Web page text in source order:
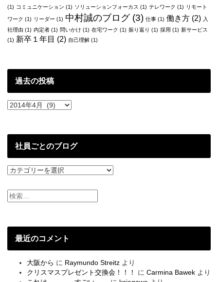
意
識
て
(1) コミュニケーション (1) ソリューションフォーカス (1) テレワーク (1) リモート
ワーク (1) リーダー (1) 中村誠のブログ(3) 仕事 (1) 働き方 (2) 入
社理由 (1) 内定者 (1) 問いかけ (1) 在宅ワーク (1) 振り返り (1) 採用 (1) 新サービス
(1) 新卒１年目 (2) 自己理解 (1)
過去の投稿
過
投
社員ごとのブログ
社
ご
と
ロ
最近のコメント
大阪から に Raymundo Streitz より
クリスマスプレゼント交換会！！！
に Carmina Bawek より